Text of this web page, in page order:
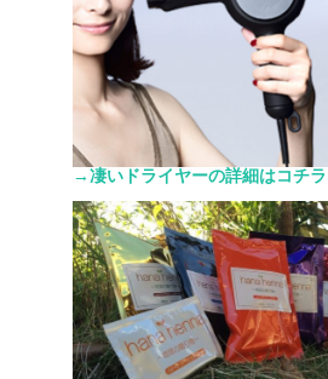
→凄いドライヤーの詳細はコチラ